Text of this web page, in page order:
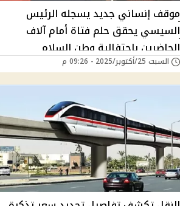
موقف إنساني جديد يسجله الرئيس
السيسي يحقق حلم فتاة أمام آلاف
الحاضرين باحتفالية وطن السلام
السبت 25/أكتوبر/2025 - 09:26 م